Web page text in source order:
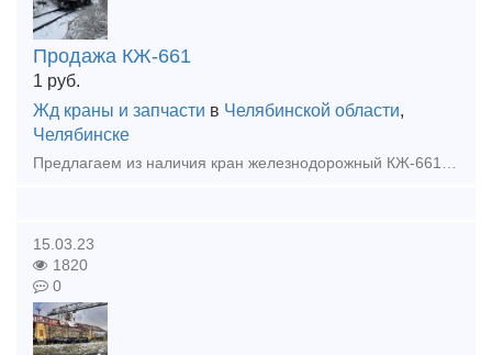
Продажа КЖ-661
1 руб.
Жд краны и запчасти в Челябинской области,
Челябинске
Предлагаем из наличия кран железнодорожный КЖ-661, год выпуска - 2002. В собственности предприятия. Кран базового исполнения - со стрелой 15м и грузовым крюком. Укомплектован компрессорной установко
15.03.23
1820
0